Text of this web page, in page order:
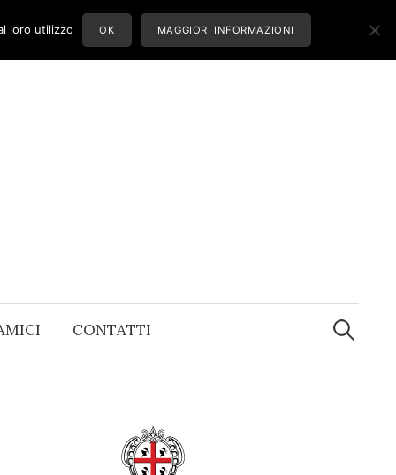
CONTATTI
Ricerca
per:
loro utilizzo OK MAGGIORI INFORMAZIONI